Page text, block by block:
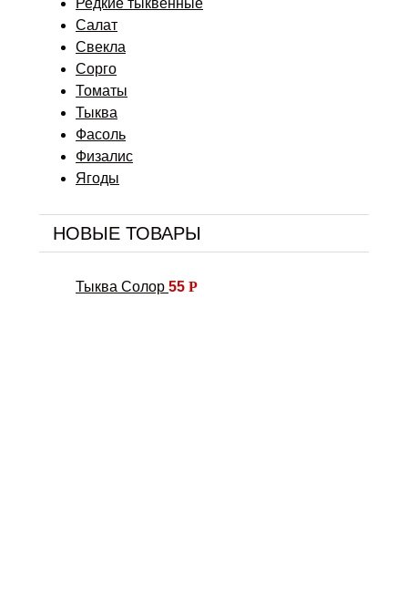
Редкие тыквенные
Салат
Свекла
Сорго
Томаты
Тыква
Фасоль
Физалис
Ягоды
НОВЫЕ ТОВАРЫ
Тыква Солор 55 Р